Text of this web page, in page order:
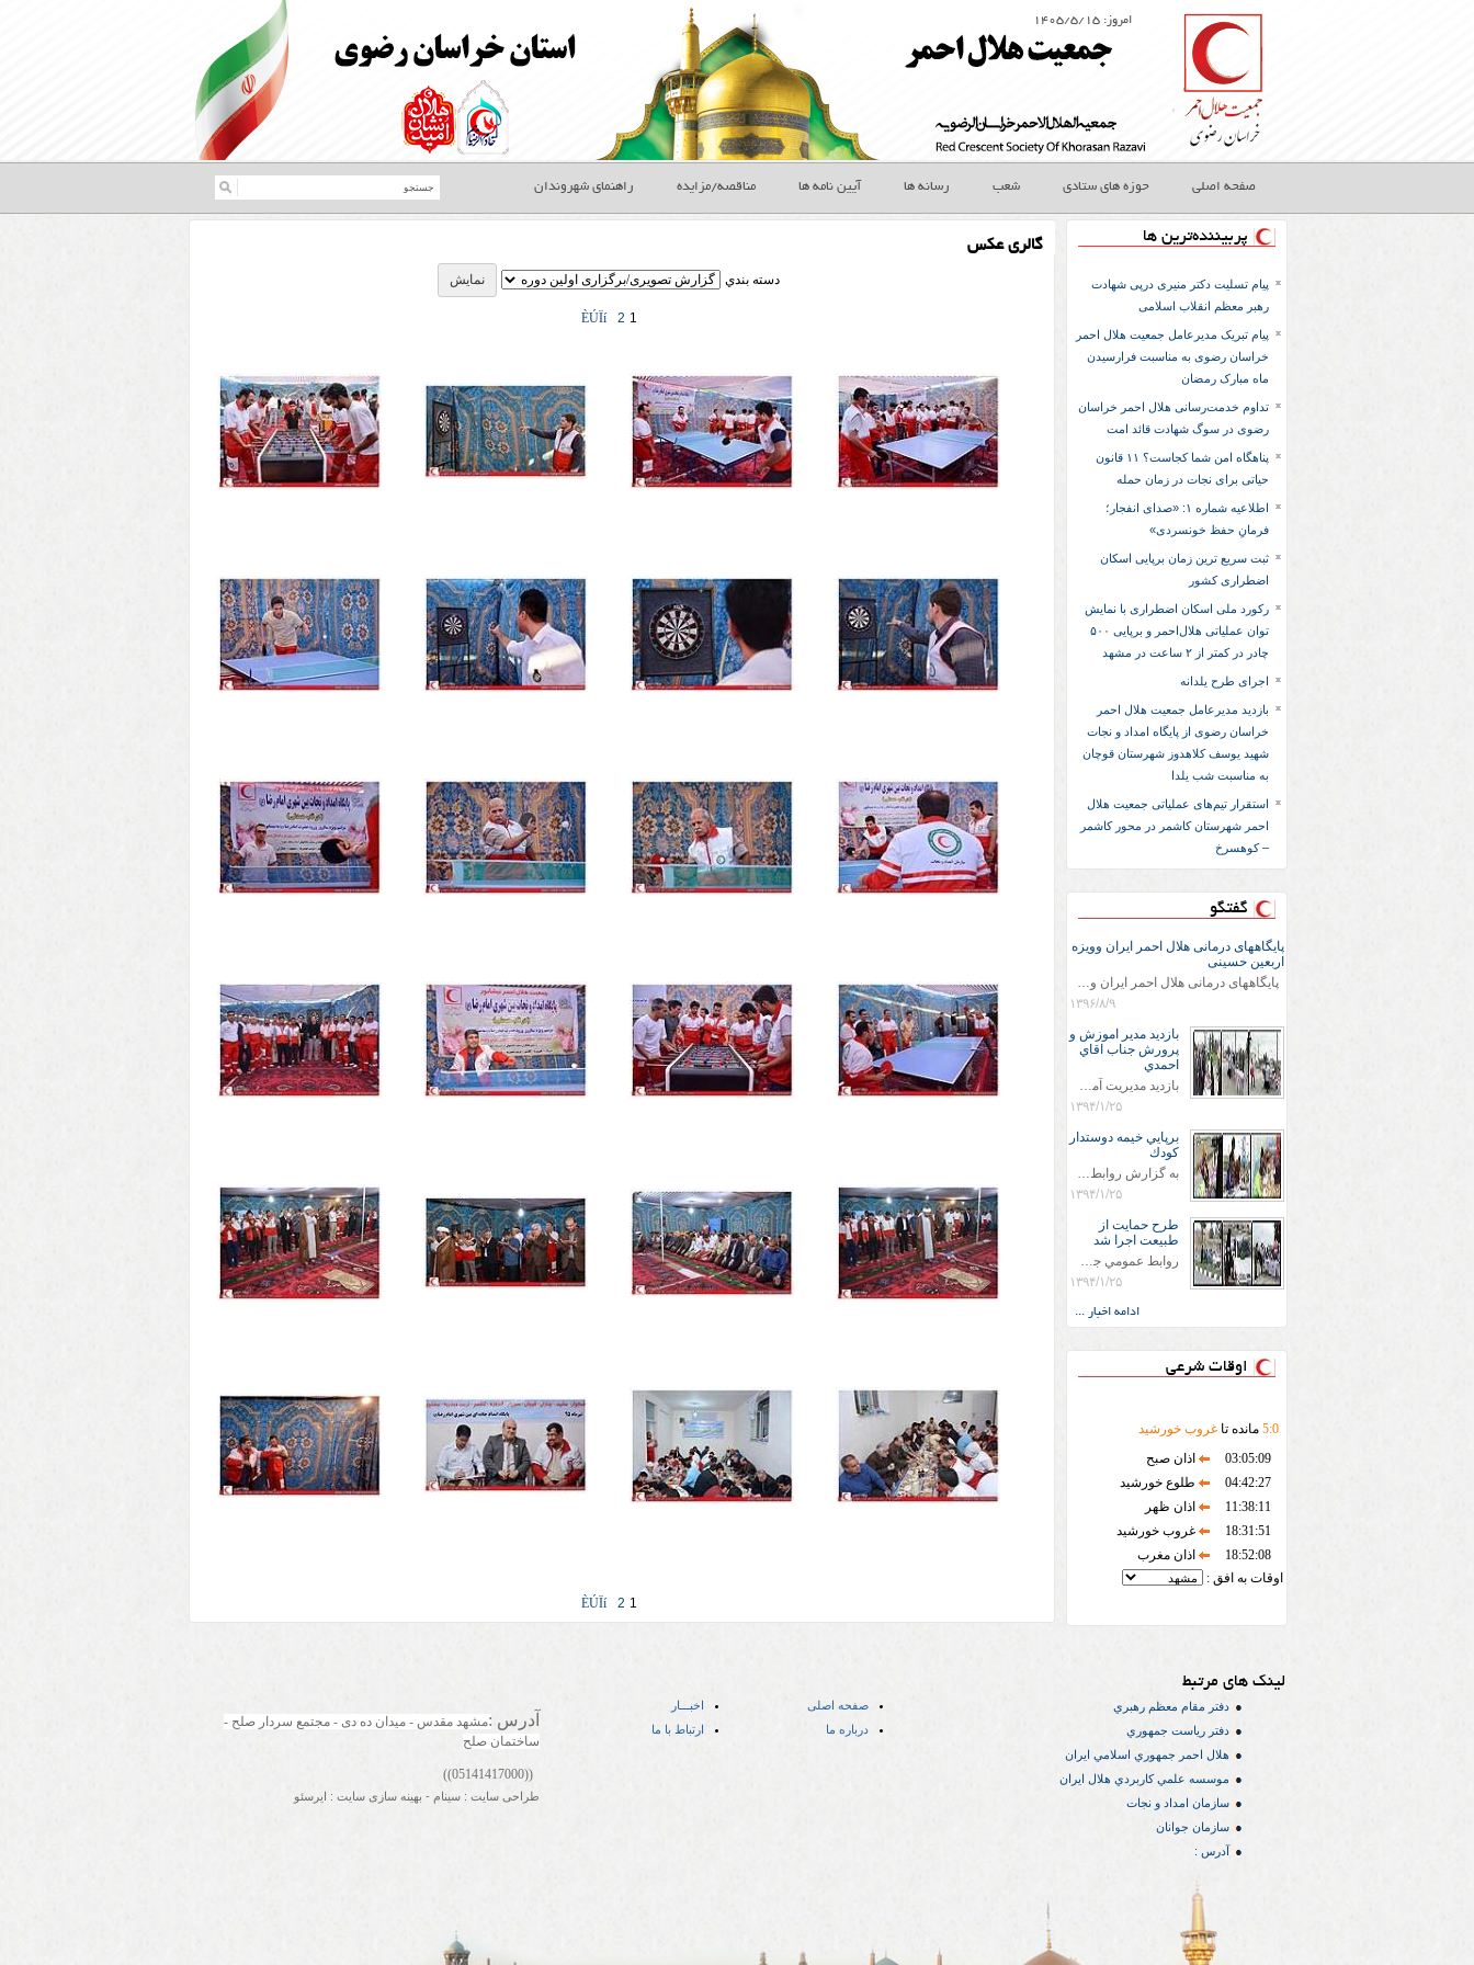
امروز: ۱۴۰۵/۵/۱۵
صفحه اصلی حوزه های ستادی شعب رسانه ها آیین نامه ها مناقصه/مزایده راهنمای شهروندان
پربیننده‌ترین ها
پیام تسلیت دکتر منیری درپی شهادت
رهبر معظم انقلاب اسلامی
پیام تبریک مدیرعامل جمعیت هلال احمر
خراسان رضوی به مناسبت فرارسیدن
ماه مبارک رمضان
تداوم خدمت‌رسانی هلال احمر خراسان
رضوی در سوگ شهادت قائد امت
پناهگاه امن شما کجاست؟ ۱۱ قانون
حیاتی برای نجات در زمان حمله
اطلاعیه شماره ۱: «صدای انفجار؛
فرمانِ حفظ خونسردی»
ثبت سریع‌ ترین زمان برپایی اسکان
اضطراری کشور
رکورد ملی اسکان اضطراری با نمایش
توان عملیاتی هلال‌احمر و برپایی ۵۰۰
چادر در کمتر از ۲ ساعت در مشهد
اجرای طرح یلدانه
بازدید مدیرعامل جمعیت هلال احمر
خراسان رضوی از پایگاه امداد و نجات
شهید یوسف کلاهدوز شهرستان قوچان
به مناسبت شب یلدا
استقرار تیم‌های عملیاتی جمعیت هلال
احمر شهرستان کاشمر در محور کاشمر
– کوهسرخ
گفتگو
پایگاههای درمانی هلال احمر ایران وویزه
اربعین حسینی
پایگاههای درمانی هلال احمر ایران وویزه اربعین حسینی
۱۳۹۶/۸/۹
بازديد مدير اموزش و
پرورش جناب اقاي
احمدي
بازديد مديريت آموزش و پروش جناب اقاي احمدي به همراه اعضاي ستاد اسكان آموزش و پروش شهرستان سرخس در ساعت 11:30 در مورخه 11/1/1394 صورت گرفت و مسئولین با حضور در پست مسافرين نوروزی كه جمعیت هلال احمر شهرستان از نزدیک در جریان روند اجرای طرح های قرار گرفتند .
۱۳۹۴/۱/۲۵
برپايي خيمه دوستدار
كودك
به گزارش روابط عمومي جمعيت هلال احمر شهرستان سرخس علاوه بر اجرای خدمات امدادی، راهنمایی های گردشگری و موقعیت های جغرافیایی و برپایی چادرهای سلامت به منظور سنجش رایگان فشار و قندخون مسافران، ، خيمه هايي.با عنوان دوستدار کودک تجهیزشده که دراین فضا کودکان مراجعه کننده از طریق نقاشی و سایر هنرهای تجسمی با مفاهیم جمعیت هلال احمر و اصول هفتگانه آن آشنا می شوند. به دليل حضور چشم گير كودكان و خانواده ها سعی شده در قالب های متناسب با سنین کودکان مراجعه کنند
۱۳۹۴/۱/۲۵
طرح حمايت از
طبيعت اجرا شد
روابط عمومي جمعيت هلال احمر سرخس جمعيت هلال احمر سرخس در روز طبيعت جوانان جمعيت هلال احمر سرخس در راستاي حفاظت و حمايت از محيط زيست با انگيزه داشتن طبيعت زيبا و بدون زباله و جهت فرهنگ سازي طرح حمايت از طبيعت را اجرا نمودند. اين طرح با رويكرد حمايتي و اموزشي در خصوص اشتي باطبيعت اجرا شد و در اين طرح 700 عدد كيسه زباله وبروشور در خروجي هاي شهر بين همشهريان و مسافرين نوروزي توزيع گرديد و در راه بازگشت كيسه هاي زباله توسط همشهريان به مامورين محترم شهرداري مستقر در ورودي شهر
۱۳۹۴/۱/۲۵
ادامه اخبار ...
اوقات شرعی
5:0 مانده تاغروب خورشید
03:05:09
اذان صبح
04:42:27
طلوع خورشید
11:38:11
اذان ظهر
18:31:51
غروب خورشید
18:52:08
اذان مغرب
اوقات به افق :
گالری عکس
دسته بندي
1
2
ÈÚÏí
1
2
ÈÚÏí
لینک های مرتبط
دفتر مقام معظم رهبري
دفتر رياست جمهوري
هلال احمر جمهوري اسلامي ايران
موسسه علمي كاربردي هلال ایران
سازمان امداد و نجات
سازمان جوانان
آدرس :
صفحه اصلی
اخبـــار
درباره ما
ارتباط با ما آدرس :
ساختمان صلح
((05141417000))
طراحی سایت : سینام - بهینه سازی سایت : ایرسئو